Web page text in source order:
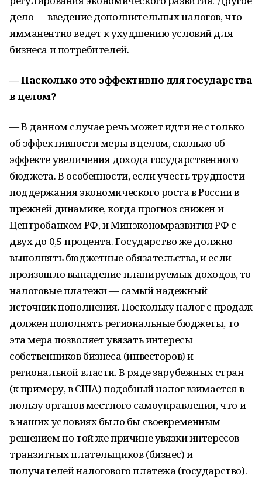
дело — введение дополнительных налогов, что
имманентно ведет к ухудшению условий для
бизнеса и потребителей.
— Насколько это эффективно для государства
в целом?
— В данном случае речь может идти не столько
об эффективности меры в целом, сколько об
эффекте увеличения дохода государственного
бюджета. В особенности, если учесть трудности
поддержания экономического роста в России в
прежней динамике, когда прогноз снижен и
Центробанком РФ, и Минэкономразвития РФ с
двух до 0,5 процента. Государство же должно
выполнять бюджетные обязательства, и если
произошло выпадение планируемых доходов, то
налоговые платежи — самый надежный
источник пополнения. Поскольку налог с продаж
должен пополнять региональные бюджеты, то
эта мера позволяет увязать интересы
собственников бизнеса (инвесторов) и
региональной власти. В ряде зарубежных стран
(к примеру, в США) подобный налог взимается в
пользу органов местного самоуправления, что и
в наших условиях было бы своевременным
решением по той же причине увязки интересов
транзитных плательщиков (бизнес) и
получателей налогового платежа (государство).